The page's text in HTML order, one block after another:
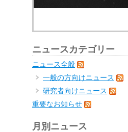
ニュースカテゴリー
ニュース全般
一般の方向けニュース
研究者向けニュース
重要なお知らせ
月別ニュース